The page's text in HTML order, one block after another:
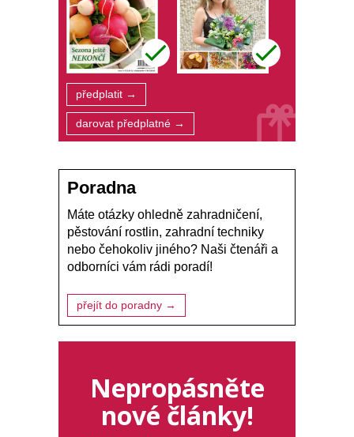
předplatit →
darovat předplatné →
Poradna
Máte otázky ohledně zahradničení,
pěstování rostlin, zahradní techniky
nebo čehokoliv jiného? Naši čtenáři a
odborníci vám rádi poradí!
přejít do poradny →
Nepropásněte
nové články!